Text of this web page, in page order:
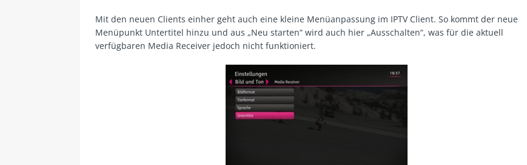
Mit den neuen Clients einher geht auch eine kleine Menüanpassung im IPTV Client. So kommt der neue
Menüpunkt Untertitel hinzu und aus „Neu starten“ wird auch hier „Ausschalten“, was für die aktuell
verfügbaren Media Receiver jedoch nicht funktioniert.